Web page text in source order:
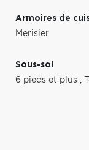
Armoires de
Merisier
Sous-sol
6 pieds et plus ,